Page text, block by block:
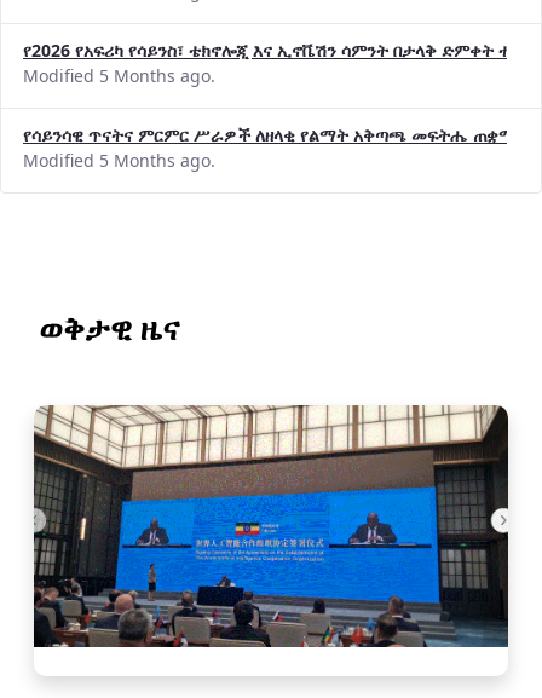
የ2026 የአፍሪካ የሳይንስ፣ ቴክኖሎጂ እና ኢኖቬሽን ሳምንት በታላቅ ድምቀት
Modified 5 Months ago.
የሳይንሳዊ ጥናትና ምርምር ሥራዎች ለዘላቂ የልማት አቅጣጫ መፍትሔ ጠቋሚ
Modified 5 Months ago.